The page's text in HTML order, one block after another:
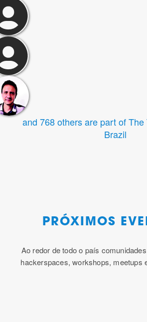
and 768 others are part of
Brazil
PRÓXIMOS
Ao redor de todo o país
hackerspaces, workshops, meetups